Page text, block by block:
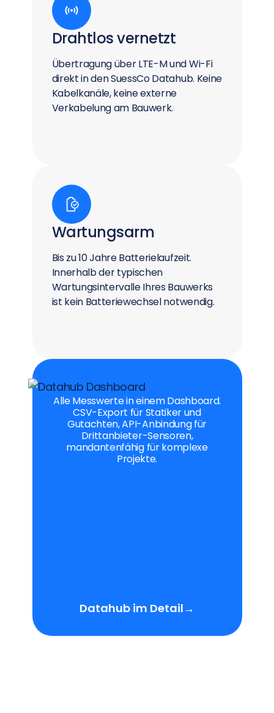
Alle Messwerte in einem Dashboard.
CSV-Export für Statiker und
Gutachten, API-Anbindung für
Drittanbieter-Sensoren,
mandantenfähig für komplexe
Projekte.
Datahub im Detail→
Drahtlos vernetzt
Übertragung über LTE-M und Wi-Fi
direkt in den SuessCo Datahub. Keine
Kabelkanäle, keine externe
Verkabelung am Bauwerk.
Wartungsarm
Bis zu 10 Jahre Batterielaufzeit.
Innerhalb der typischen
Wartungsintervalle Ihres Bauwerks
ist kein Batteriewechsel notwendig.